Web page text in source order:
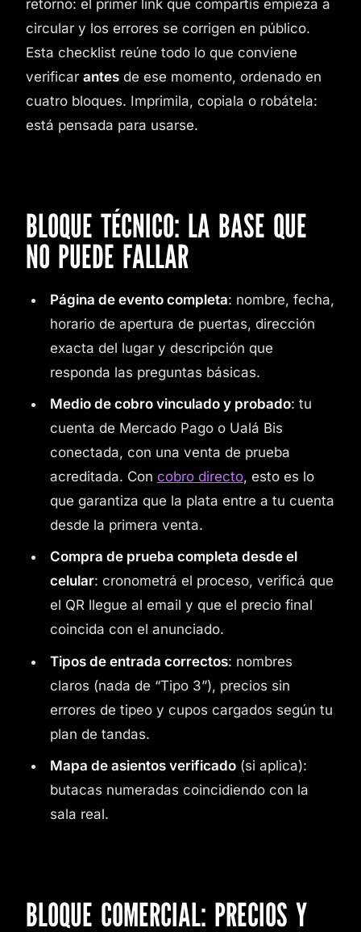
retorno: el primer link que compartís empieza a
circular y los errores se corrigen en público.
Esta checklist reúne todo lo que conviene
verificar antes de ese momento, ordenado en
cuatro bloques. Imprimila, copiala o robátela:
está pensada para usarse.
BLOQUE TÉCNICO: LA BASE QUE
NO PUEDE FALLAR
Página de evento completa: nombre, fecha,
horario de apertura de puertas, dirección
exacta del lugar y descripción que
responda las preguntas básicas.
Medio de cobro vinculado y probado: tu
cuenta de Mercado Pago o Ualá Bis
conectada, con una venta de prueba
acreditada. Con cobro directo, esto es lo
que garantiza que la plata entre a tu cuenta
desde la primera venta.
Compra de prueba completa desde el
celular: cronometrá el proceso, verificá que
el QR llegue al email y que el precio final
coincida con el anunciado.
Tipos de entrada correctos: nombres
claros (nada de “Tipo 3”), precios sin
errores de tipeo y cupos cargados según tu
plan de tandas.
Mapa de asientos verificado(si aplica):
butacas numeradas coincidiendo con la
sala real.
BLOQUE COMERCIAL: PRECIOS Y